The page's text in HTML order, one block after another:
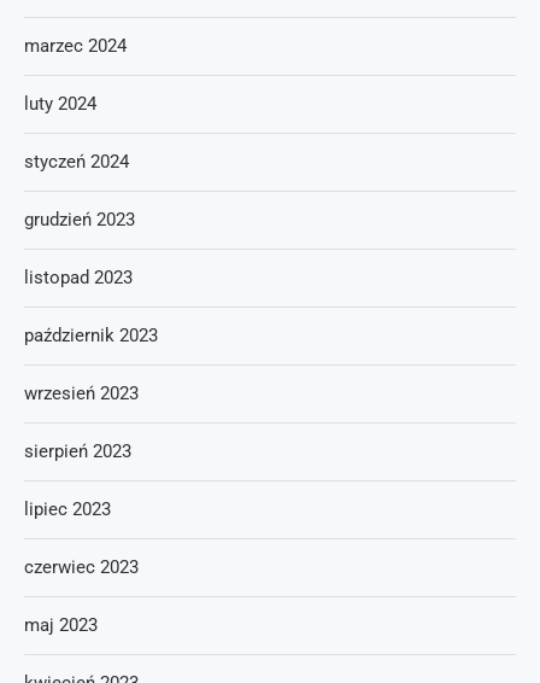
marzec 2024
luty 2024
styczeń 2024
grudzień 2023
listopad 2023
październik 2023
wrzesień 2023
sierpień 2023
lipiec 2023
czerwiec 2023
maj 2023